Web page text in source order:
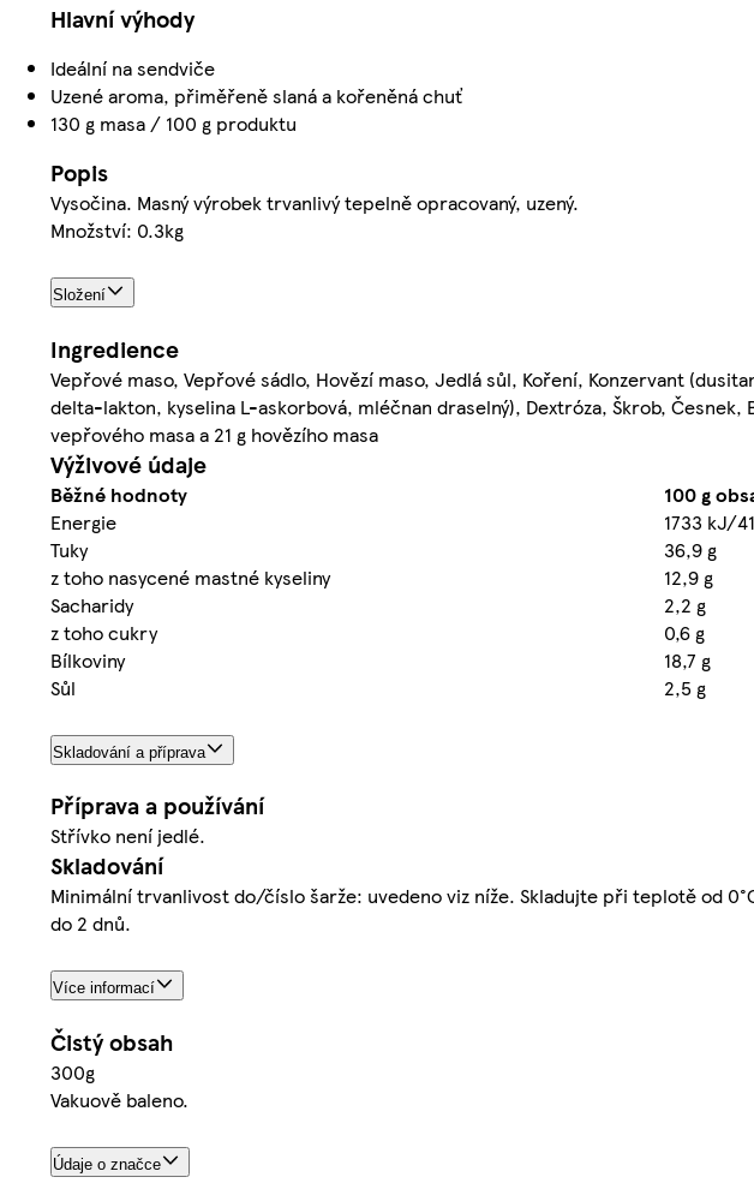
Hlavní výhody
Ideální na sendviče
Uzené aroma, přiměřeně slaná a kořeněná chuť
130 g masa / 100 g produktu
Popis
Vysočina. Masný výrobek trvanlivý tepelně opracovaný, uzený.
Množství: 0.3kg
Složení
Ingredience
Vepřové maso, Vepřové sádlo, Hovězí maso, Jedlá sůl, Koření, Konzervant
delta-lakton, kyselina L-askorbová, mléčnan draselný), Dextróza, Škrob, Česnek,
vepřového masa a 21 g hovězího masa
Výživové údaje
Běžné hodnoty
100 g
Energie
1733 kJ/
Tuky
36,9 g
z toho nasycené mastné kyseliny
12,9 g
Sacharidy
2,2 g
z toho cukry
0,6 g
Bílkoviny
18,7 g
Sůl
2,5 g
Skladování a příprava
Příprava a používání
Střívko není jedlé.
Skladování
Minimální trvanlivost do/číslo šarže: uvedeno viz níže. Skladujte při teplotě od
do 2 dnů.
Více informací
Čistý obsah
300g
Vakuově baleno.
Údaje o značce